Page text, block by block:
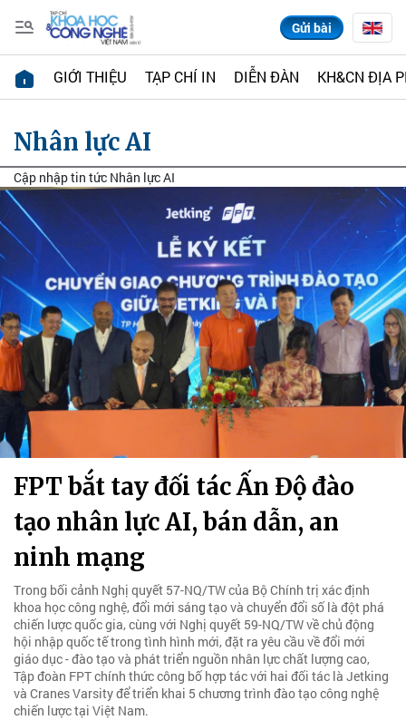
Gửi bài
GIỚI THIỆU TẠP CHÍ IN DIỄN ĐÀN KH&CN ĐỊA
Nhân lực AI
Cập nhập tin tức Nhân lực AI
FPT bắt tay đối tác Ấn Độ đào
tạo nhân lực AI, bán dẫn, an
ninh mạng
Trong bối cảnh Nghị quyết 57-NQ/TW của Bộ Chính trị xác định
khoa học công nghệ, đổi mới sáng tạo và chuyển đổi số là đột phá
chiến lược quốc gia, cùng với Nghị quyết 59-NQ/TW về chủ động
hội nhập quốc tế trong tình hình mới, đặt ra yêu cầu về đổi mới
giáo dục - đào tạo và phát triển nguồn nhân lực chất lượng cao,
Tập đoàn FPT chính thức công bố hợp tác với hai đối tác là Jetking
và Cranes Varsity để triển khai 5 chương trình đào tạo công nghệ
chiến lược tại Việt Nam.